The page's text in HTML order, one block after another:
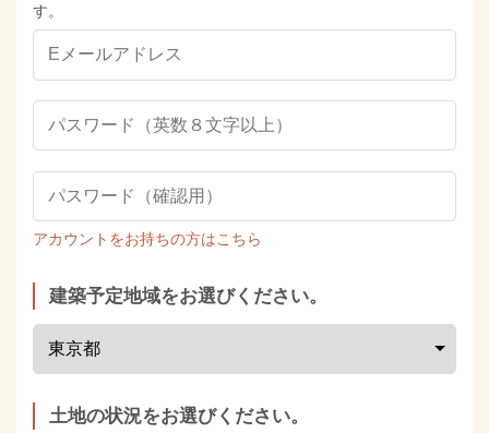
す。
アカウントをお持ちの方はこちら
建築予定地域をお選びください。
土地の状況をお選びください。